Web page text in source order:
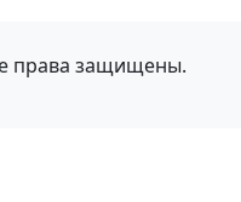
права защищены.